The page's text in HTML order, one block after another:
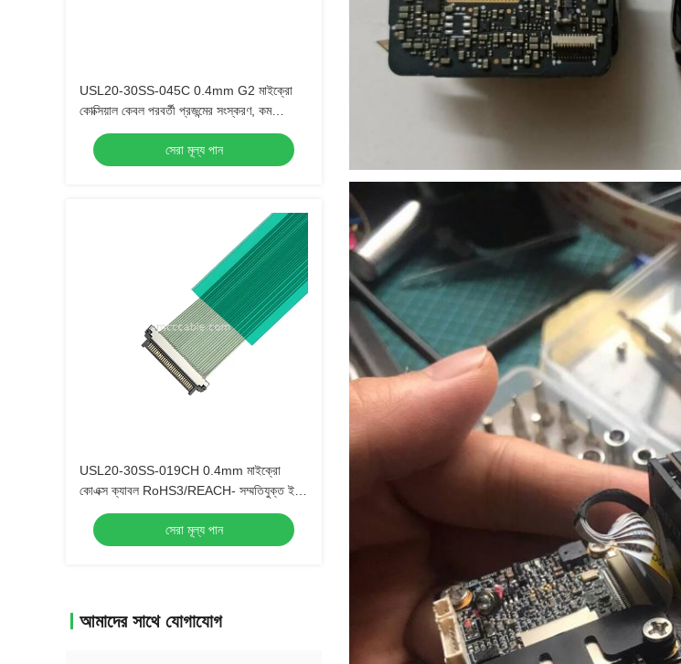
USL20-30SS-045C 0.4mm G2 মাইক্রো
কোক্সিয়াল কেবল পরবর্তী প্রজন্মের সংস্করণ, কম
সন্নিবেশ বল সহ
সেরা মূল্য পান
USL20-30SS-019CH 0.4mm মাইক্রো
কোএক্স ক্যাবল RoHS3/REACH- সম্মতিযুক্ত ইইউ
অটোমোবাইল নির্মাতাদের জন্য
সেরা মূল্য পান
আমাদের সাথে যোগাযোগ